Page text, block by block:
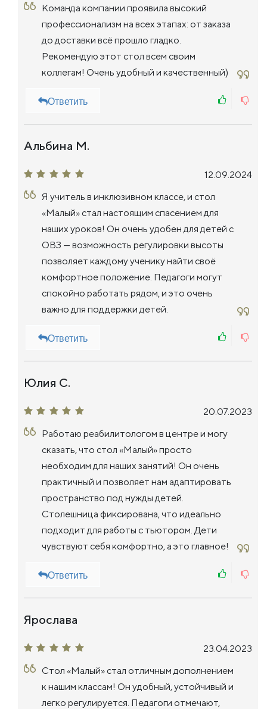
Команда компании проявила высокий
профессионализм на всех этапах: от заказа
до доставки всё прошло гладко.
Рекомендую этот стол всем своим
коллегам! Очень удобный и качественный)
Ответить
Альбина М.
12.09.2024
Я учитель в инклюзивном классе, и стол
«Малый» стал настоящим спасением для
наших уроков! Он очень удобен для детей с
ОВЗ — возможность регулировки высоты
позволяет каждому ученику найти своё
комфортное положение. Педагоги могут
спокойно работать рядом, и это очень
важно для поддержки детей.
Ответить
Юлия С.
20.07.2023
Работаю реабилитологом в центре и могу
сказать, что стол «Малый» просто
необходим для наших занятий! Он очень
практичный и позволяет нам адаптировать
пространство под нужды детей.
Столешница фиксирована, что идеально
подходит для работы с тьютором. Дети
чувствуют себя комфортно, а это главное!
Ответить
Ярослава
23.04.2023
Стол «Малый» стал отличным дополнением
к нашим классам! Он удобный, устойчивый и
легко регулируется. Педагоги отмечают,